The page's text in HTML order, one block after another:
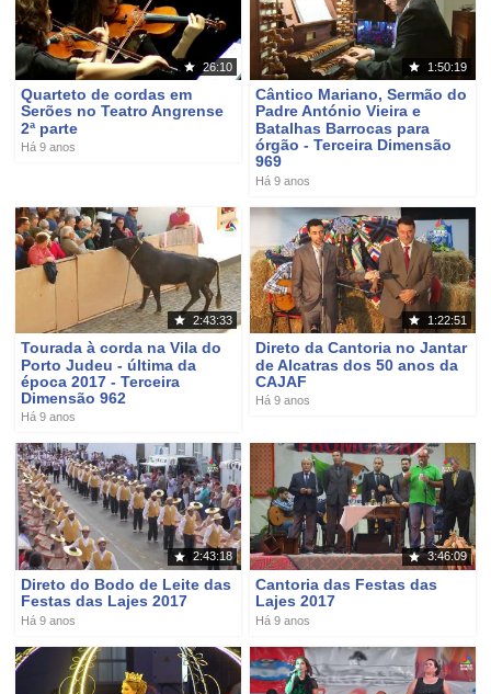
26:10
Quarteto de cordas em
Serões no Teatro Angrense
2ª parte
Há 9 anos
1:50:19
Cântico Mariano, Sermão do
Padre António Vieira e
Batalhas Barrocas para
órgão - Terceira Dimensão
969
Há 9 anos
2:43:33
Tourada à corda na Vila do
Porto Judeu - última da
época 2017 - Terceira
Dimensão 962
Há 9 anos
1:22:51
Direto da Cantoria no Jantar
de Alcatras dos 50 anos da
CAJAF
Há 9 anos
2:43:18
Direto do Bodo de Leite das
Festas das Lajes 2017
Há 9 anos
3:46:09
Cantoria das Festas das
Lajes 2017
Há 9 anos